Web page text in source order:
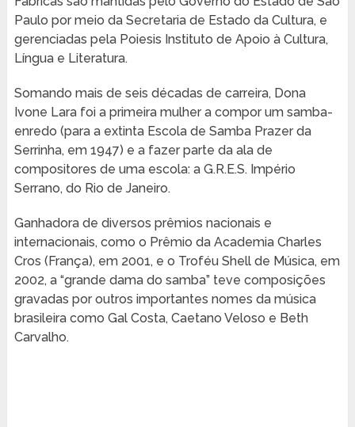
Paulo por meio da Secretaria de Estado da Cultura, e
gerenciadas pela Poiesis Instituto de Apoio à Cultura,
Língua e Literatura.
Somando mais de seis décadas de carreira, Dona
Ivone Lara foi a primeira mulher a compor um samba-
enredo (para a extinta Escola de Samba Prazer da
Serrinha, em 1947) e a fazer parte da ala de
compositores de uma escola: a G.R.E.S. Império
Serrano, do Rio de Janeiro.
Ganhadora de diversos prêmios nacionais e
internacionais, como o Prêmio da Academia Charles
Cros (França), em 2001, e o Troféu Shell de Música, em
2002, a “grande dama do samba” teve composições
gravadas por outros importantes nomes da música
brasileira como Gal Costa, Caetano Veloso e Beth
Carvalho.